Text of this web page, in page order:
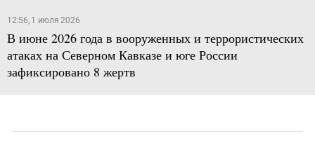
12:56, 1 июля 2026
В июне 2026 года в вооруженных и террористических
атаках на Северном Кавказе и юге России
зафиксировано 8 жертв